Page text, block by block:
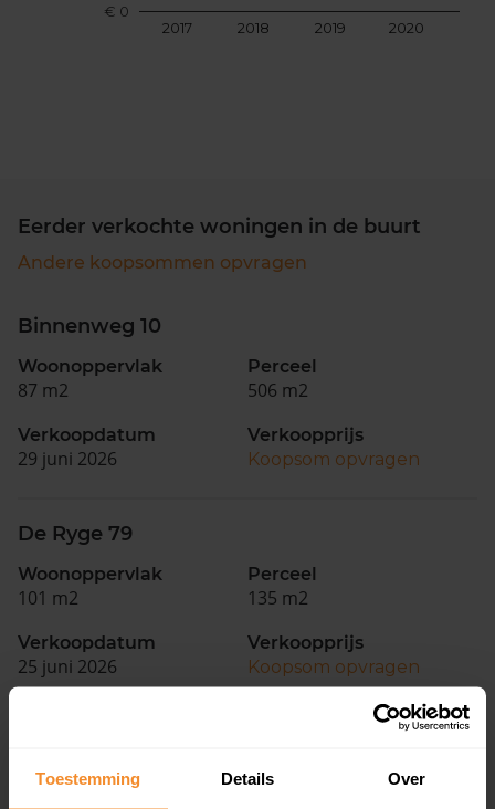
Toestemming Details Over
2017 2018 2019 2020
€ 0
Eerder verkochte woningen in de buurt
Andere koopsommen opvragen
Binnenweg 10
Woonoppervlak
87 m2
Perceel
506 m2
Verkoopdatum
29 juni 2026
Verkoopprijs
Koopsom opvragen
De Ryge 79
Woonoppervlak
101 m2
Perceel
135 m2
Verkoopdatum
25 juni 2026
Verkoopprijs
Koopsom opvragen
Woonoppervlak Perceel